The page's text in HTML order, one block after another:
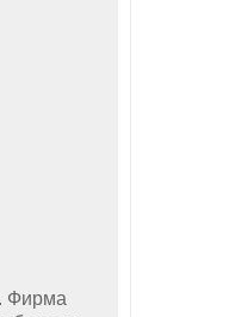
Фирма